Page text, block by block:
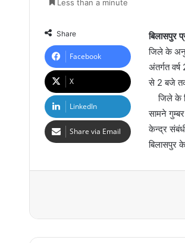
बिलासपुर
जिले के
अंतर्गत
से 2 बजे तक
जिले के
सामने गुम्बर
केन्द्र
बिलासपुर
Less than a minute
Share
Facebook
X
LinkedIn
Share via Email